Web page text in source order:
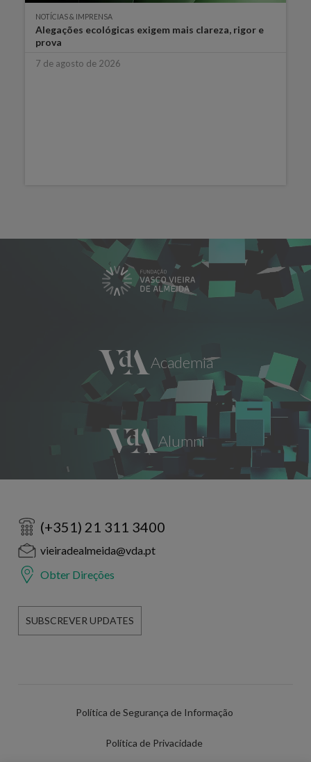
NOTÍCIAS & IMPRENSA
Alegações ecológicas exigem mais clareza, rigor e
prova
7 de agosto de 2026
(+351) 21 311 3400
vieiradealmeida@vda.pt
Obter Direções
SUBSCREVER UPDATES
Política de Segurança de Informação
Política de Privacidade